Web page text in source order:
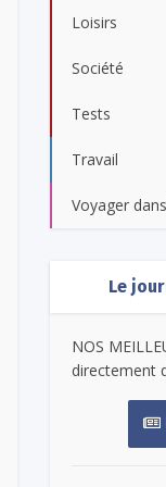
Loisirs
Société
Tests
Travail
Voyager
Le
NOS
directement